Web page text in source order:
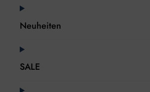
Neuheiten
SALE